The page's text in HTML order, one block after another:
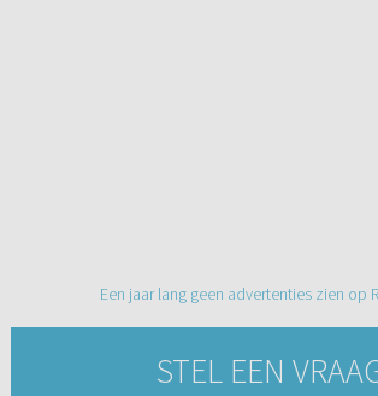
Een jaar lang geen advertenties zien op
STEL EEN